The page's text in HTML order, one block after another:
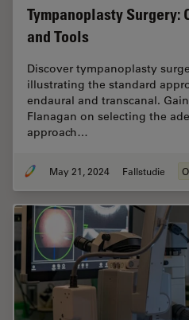
Tympanoplasty Surgery:
and Tools
Discover tympanoplasty
illustrating the standard
endaural and transcanal.
Flanagan on selecting the
approach…
May 21, 2024 Fallstudie